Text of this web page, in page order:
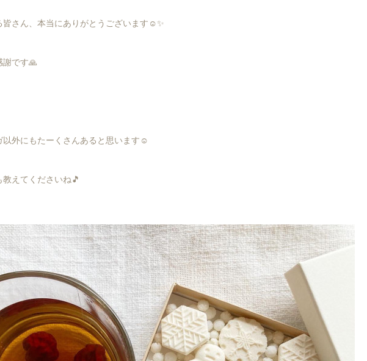
さん、本当にありがとうございます☺️✨
です🙏
以外にもたーくさんあると思います☺️
えてくださいね🎵